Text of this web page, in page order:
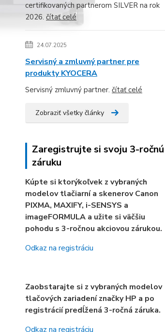
certifikovaných partnerom SILVER na rok
2026. čítať celé
24.07.2025
Servisný a zmluvný partner pre
produkty KYOCERA
Servisný zmluvný partner. čítať celé
Zobraziť všetky články
Zaregistrujte si svoju 3-ročnú
záruku
Kúpte si ktorýkoľvek z vybraných
modelov tlačiarní a skenerov Canon
PIXMA, MAXIFY, i-SENSYS a
imageFORMULA a užite si väčšiu
pohodu s 3-ročnou akciovou zárukou.
Odkaz na registráciu
Zaobstarajte si z vybraných modelov
tlačových zariadení značky HP a po
registrácií predĺžená 3-ročná záruka.
Odkaz na registráciu